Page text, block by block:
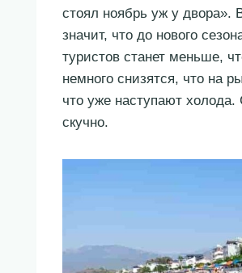
стоял ноябрь уж у двора».
значит, что до нового
туристов станет меньше,
немного снизятся, что на
что уже наступают
скучно.